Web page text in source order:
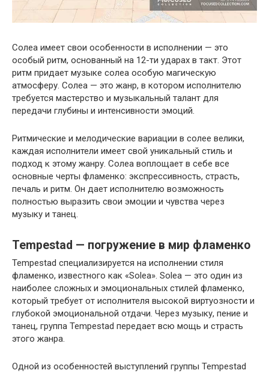
Солеа имеет свои особенности в исполнении — это
особый ритм, основанный на 12-ти ударах в такт. Этот
ритм придает музыке солеа особую магическую
атмосферу. Солеа — это жанр, в котором исполнителю
требуется мастерство и музыкальный талант для
передачи глубины и интенсивности эмоций.
Ритмические и мелодические вариации в солее велики,
каждая исполнители имеет свой уникальный стиль и
подход к этому жанру. Солеа воплощает в себе все
основные черты фламенко: экспрессивность, страсть,
печаль и ритм. Он дает исполнителю возможность
полностью выразить свои эмоции и чувства через
музыку и танец.
Tempestad — погружение в мир фламенко
Tempestad специализируется на исполнении стиля
фламенко, известного как «Solea». Solea — это один из
наиболее сложных и эмоциональных стилей фламенко,
который требует от исполнителя высокой виртуозности и
глубокой эмоциональной отдачи. Через музыку, пение и
танец, группа Tempestad передает всю мощь и страсть
этого жанра.
Одной из особенностей выступлений группы Tempestad